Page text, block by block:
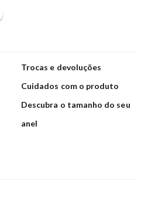
Trocas e devoluções
Cuidados com o produto
Descubra o tamanho do seu
anel